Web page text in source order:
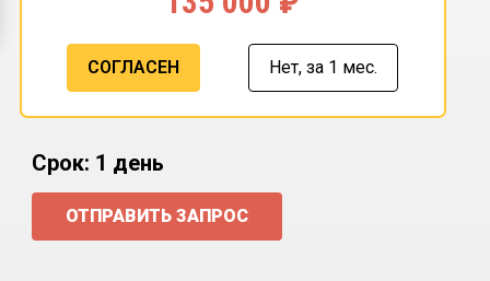
СОГЛАСЕН Нет, за 1 мес.
Срок: 1 день
ОТПРАВИТЬ ЗАПРОС